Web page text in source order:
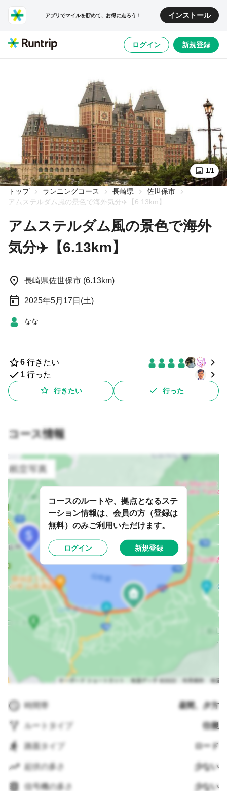
アプリでマイルを貯めて、お得に走ろう！ インストール
ログイン 新規登録
1/1
トップ ランニングコース 長崎県
佐世保市
アムステルダム風の景色で海外気分✈️【6.13km】
アムステルダム風の景色で海外
気分✈️【6.13km】
長崎県佐世保市 (6.13km)
2025年5月17日(土)
なな
6 行きたい
1 行った
行きたい 行った
コース情報
時間帯 昼間、夕方
ルートタイプ 往復
路面タイプ ロード
起伏の多さ 少ない
信号機の多さ 少ない
コースのルートや、拠点となるステ
ーション情報は、会員の方（登録は
無料）のみご利用いただけます。
ログイン 新規登録